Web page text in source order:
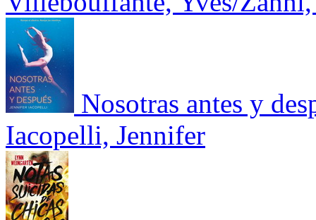
Nosotras antes y
Iacopelli, Jennifer